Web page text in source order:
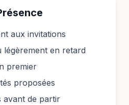
aux invitations
en retard
premier
proposées
avant de partir